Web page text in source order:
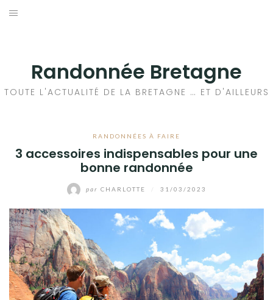
Aller
Randonnée Bretagne
TOUTE L'ACTUALITÉ DE LA BRETAGNE … ET D'AILLEURS
RANDONNÉES À FAIRE
3 accessoires indispensables pour une
bonne randonnée
par CHARLOTTE 31/03/2023
AUTO – MOTO
LOISIRS
MAISON – FAMILLE
LIFESTYLE